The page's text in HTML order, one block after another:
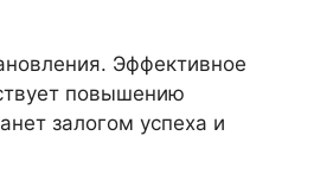
Эффективное
повышению
залогом успеха и